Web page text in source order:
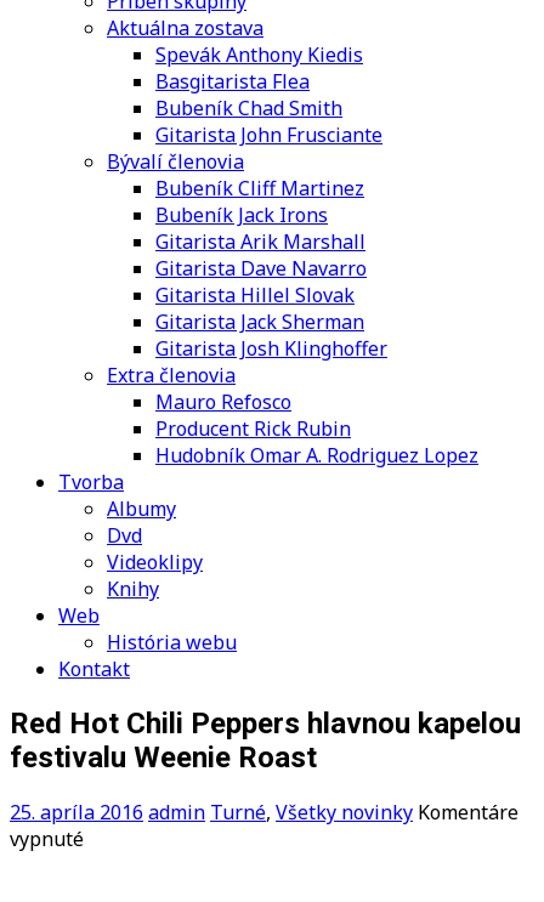
Aktuálna zostava
Spevák Anthony Kiedis
Basgitarista Flea
Bubeník Chad Smith
Gitarista John Frusciante
Bývalí členovia
Bubeník Cliff Martinez
Bubeník Jack Irons
Gitarista Arik Marshall
Gitarista Dave Navarro
Gitarista Hillel Slovak
Gitarista Jack Sherman
Gitarista Josh Klinghoffer
Extra členovia
Mauro Refosco
Producent Rick Rubin
Hudobník Omar A. Rodriguez Lopez
Tvorba
Albumy
Dvd
Videoklipy
Knihy
Web
História webu
Kontakt
Red Hot Chili Peppers hlavnou kapelou
festivalu Weenie Roast
25. apríla 2016 admin Turné, Všetky novinky Komentáre
vypnuténa